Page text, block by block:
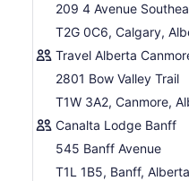
209 4 Avenue
T2G 0C6, Calgary,
Travel Alberta
2801 Bow Valley Trail
T1W 3A2, Canmore,
Canalta Lodge Banff
545 Banff Avenue
T1L 1B5, Banff,